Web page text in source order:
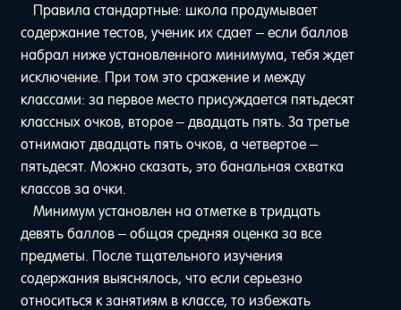
Правила стандартные: школа продумывает
содержание тестов, ученик их сдает – если баллов
набрал ниже установленного минимума, тебя ждет
исключение. При том это сражение и между
классами: за первое место присуждается пятьдесят
классных очков, второе – двадцать пять. За третье
отнимают двадцать пять очков, а четвертое –
пятьдесят. Можно сказать, это банальная схватка
классов за очки.
Минимум установлен на отметке в тридцать
девять баллов – общая средняя оценка за все
предметы. После тщательного изучения
содержания выяснялось, что если серьезно
относиться к занятиям в классе, то избежать